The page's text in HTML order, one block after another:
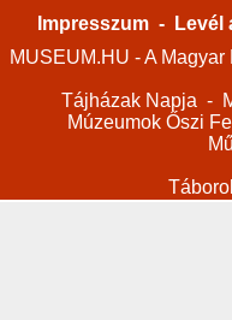
Impresszum -
Levél
MUSEUM.HU - A
Tájházak Napja -
Múzeumok Őszi